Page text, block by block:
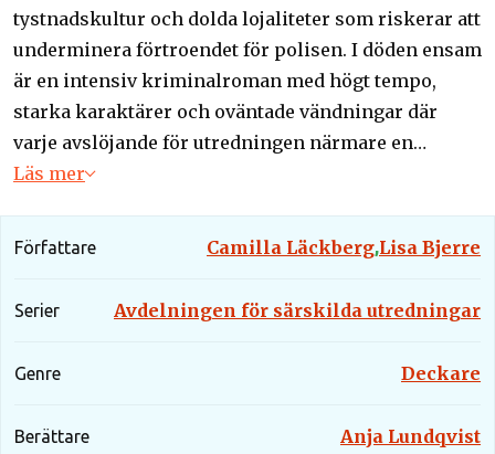
tystnadskultur och dolda lojaliteter som riskerar att
underminera förtroendet för polisen. I döden ensam
är en intensiv kriminalroman med högt tempo,
starka karaktärer och oväntade vändningar där
varje avslöjande för utredningen närmare en
obehaglig sanning.
Läs mer
Författare Camilla Läckberg,Lisa Bjerre
Serier Avdelningen för särskilda utredningar
Genre Deckare
Berättare Anja Lundqvist